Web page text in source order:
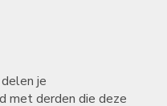
je
met derden die deze